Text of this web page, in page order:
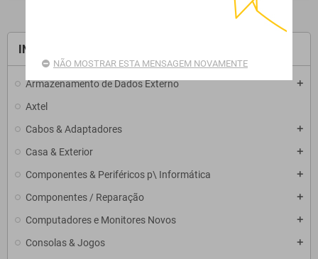
INÍCIO
Armazenamento de Dados Externo add
Axtel
Cabos & Adaptadores
add
Casa & Exterior add
Componentes & Periféricos p\ Informática add
Componentes / Reparação add
Computadores e Monitores Novos add
Consolas & Jogos add
NÃO MOSTRAR ESTA MENSAGEM NOVAMENTE